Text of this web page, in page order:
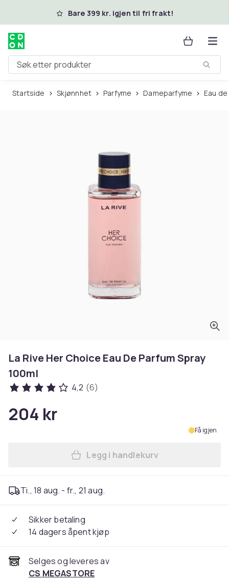
Hopp til hovedinnholdBare 399 kr. igjen til fri frakt!
Søk etter produkter
Startside Skjønnhet Parfyme Dameparfyme Eau
La Rive Her Choice Eau De Parfum Spray
100ml
4,2 (6)
204 kr
Få igjen
Legg La Rive Her Choice
Legg i handlekurv
Ti., 18 aug. - fr., 21 aug.
Sikker betaling
14 dagers åpent kjøp
Selges og leveres av
CS MEGASTORE